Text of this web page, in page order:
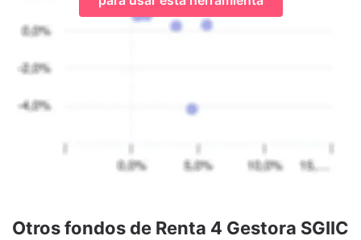
Otros fondos de Renta 4 Gestora SGIIC